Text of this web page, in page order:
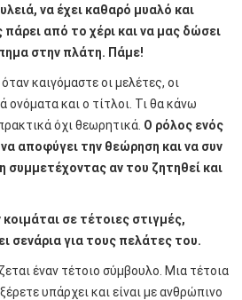
να έχει καθαρό μυαλό και
πάρει από το χέρι και να μας δώσει
στην πλάτη. Πάμε!
καιγόμαστε οι μελέτες, οι
ονόματα και ο τίτλοι. Τι θα κάνω
όχι θεωρητικά. Ο ρόλος ενός
αποφύγει την θεώρηση και να συν
συμμετέχοντας αν του ζητηθεί και
σε τέτοιες στιγμές,
σενάρια για τους πελάτες του.
έναν τέτοιο σύμβουλο. Μια τέτοια
υπάρχει και είναι με ανθρώπινο